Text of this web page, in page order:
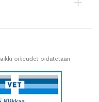
oikeudet pidätetään